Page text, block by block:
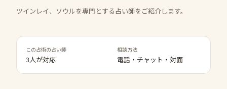
ツインレイ、ソウルを専門とする占い師をご紹介します。
この占術の占い師
3人が対応
相談方法
電話・チャット・対面